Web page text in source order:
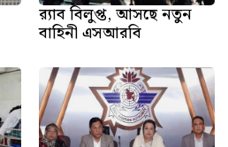
র‍্যাব বিলুপ্ত, আসছে নতুন
বাহিনী এসআরবি